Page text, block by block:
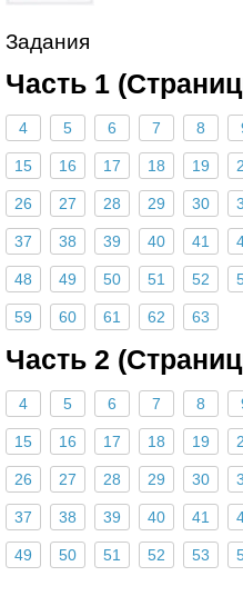
Задания
Часть 1
4 5 6 7 8
15 16 17 18 19
26 27 28 29 30
37 38 39 40 41
48 49 50 51 52
59 60 61 62 63
Часть 2
4 5 6 7 8
15 16 17 18 19
26 27 28 29 30
37 38 39 40 41
49 50 51 52 53